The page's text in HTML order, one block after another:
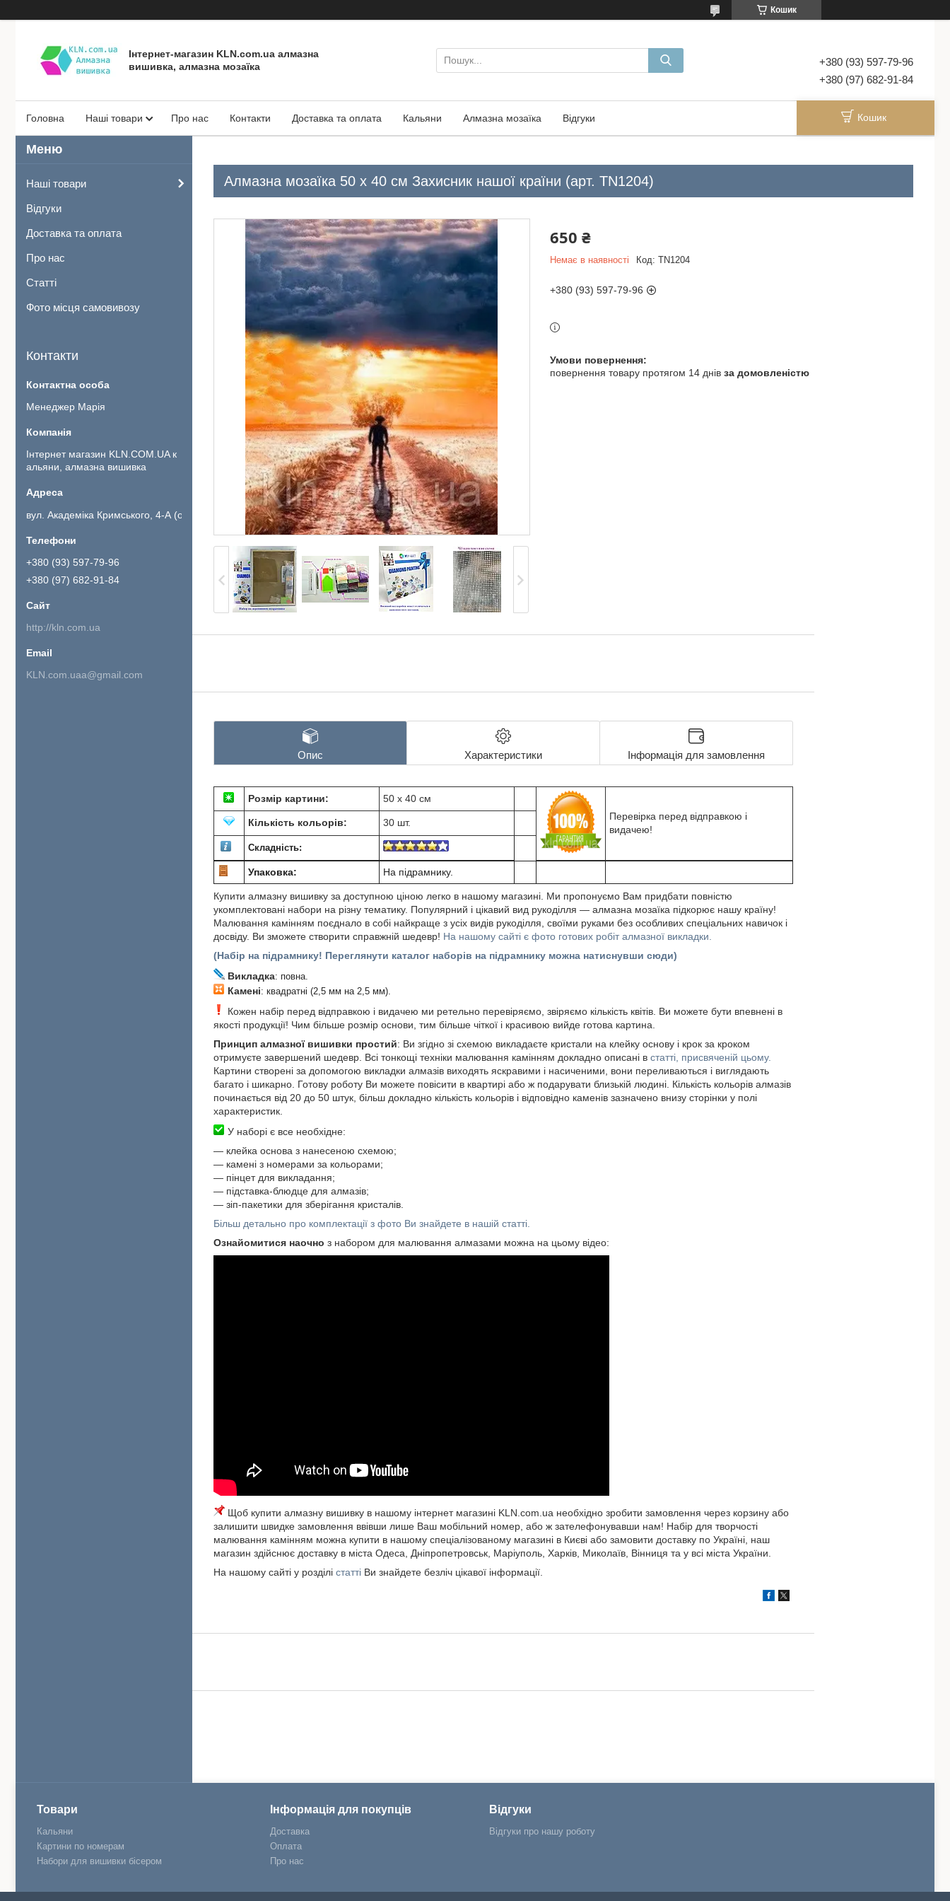
Кошик
Інтернет-магазин KLN.com.ua алмазна
вишивка, алмазна мозаїка
+380 (93) 597-79-96
+380 (97) 682-91-84
Головна Наші товари Про нас Контакти Доставка та оплата Кальяни Алмазна мозаїка Відгуки Кошик
Алмазна мозаїка 50 х 40 см Захисник нашої країни (арт. TN1204)
650 ₴
Немає в наявності Код: TN1204
+380 (93) 597-79-96
повернення товару протягом 14 днів за домовленістю
Опис Характеристики Інформація для замовлення
Розмір картини:
50 х 40 см
Перевірка перед відправкою і
видачею!
Кількість кольорів: 30 шт.
Складність:
Упаковка: На підрамнику.
Купити алмазну вишивку за доступною ціною легко в нашому магазині. Ми пропонуємо Вам придбати повністю
укомплектовані набори на різну тематику. Популярний і цікавий вид рукоділля ― алмазна мозаїка підкорює нашу країну!
Малювання камінням поєднало в собі найкраще з усіх видів рукоділля, своїми руками без особливих спеціальних навичок і
досвіду. Ви зможете створити справжній шедевр! На нашому сайті є фото готових робіт алмазної викладки.
(Набір на підрамнику! Переглянути каталог наборів на підрамнику можна натиснувши сюди)
Викладка: повна.
Камені: квадратні (2,5 мм на 2,5 мм).
Кожен набір перед відправкою і видачею ми ретельно перевіряємо, звіряємо кількість квітів. Ви можете бути впевнені в
якості продукції! Чим більше розмір основи, тим більше чіткої і красивою вийде готова картина.
Принцип алмазної вишивки простий: Ви згідно зі схемою викладаєте кристали на клейку основу і крок за кроком
отримуєте завершений шедевр. Всі тонкощі техніки малювання камінням докладно описані в статті, присвяченій цьому.
Картини створені за допомогою викладки алмазів виходять яскравими і насиченими, вони переливаються і виглядають
багато і шикарно. Готову роботу Ви можете повісити в квартирі або ж подарувати близькій людині. Кількість кольорів алмазів
починається від 20 до 50 штук, більш докладно кількість кольорів і відповідно каменів зазначено внизу сторінки у полі
характеристик.
У наборі є все необхідне:
― клейка основа з нанесеною схемою;
― камені з номерами за кольорами;
― пінцет для викладання;
― підставка-блюдце для алмазів;
― зіп-пакетики для зберігання кристалів.
Більш детально про комплектації з фото Ви знайдете в нашій статті.
Ознайомитися наочно з набором для малювання алмазами можна на цьому відео:
Щоб купити алмазну вишивку в нашому інтернет магазині KLN.com.ua необхідно зробити замовлення через корзину або
залишити швидке замовлення ввівши лише Ваш мобільний номер, або ж зателефонувавши нам! Набір для творчості
малювання камінням можна купити в нашому спеціалізованому магазині в Києві або замовити доставку по Україні, наш
магазин здійснює доставку в міста Одеса, Дніпропетровськ, Маріуполь, Харків, Миколаїв, Вінниця та у всі міста України.
На нашому сайті у розділі статті Ви знайдете безліч цікавої інформації.
Наші товари
Відгуки
Доставка та оплата
Про нас
Статті
Фото місця самовивозу
Контакти
Менеджер Марія
Інтернет магазин KLN.COM.UA к
альяни, алмазна вишивка
вул. Академіка Кримського, 4-А (офіс 111)., Київ, Україна
+380 (93) 597-79-96
+380 (97) 682-91-84
http://kln.com.ua
KLN.com.uaa@gmail.com
Товари
Кальяни
Картини по номерам
Набори для вишивки бісером
Інформація для покупців
Доставка
Оплата
Про нас
Відгуки
Відгуки про нашу роботу